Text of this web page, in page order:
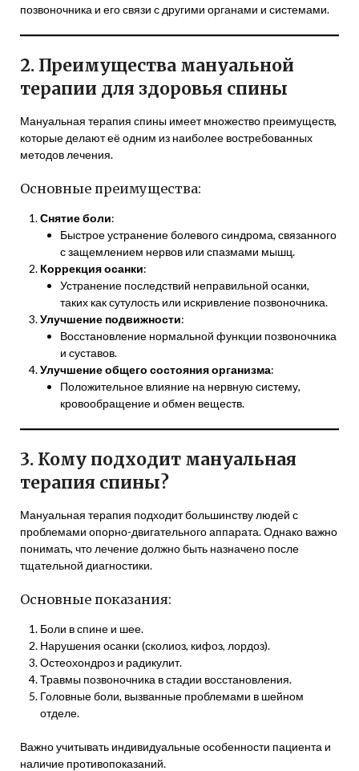
позвоночника и его связи с другими органами и системами.
2. Преимущества мануальной
терапии для здоровья спины
Мануальная терапия спины имеет множество преимуществ,
которые делают её одним из наиболее востребованных
методов лечения.
Основные преимущества:
Снятие боли:
Быстрое устранение болевого синдрома, связанного
с защемлением нервов или спазмами мышц.
Коррекция осанки:
Устранение последствий неправильной осанки,
таких как сутулость или искривление позвоночника.
Улучшение подвижности:
Восстановление нормальной функции позвоночника
и суставов.
Улучшение общего состояния организма:
Положительное влияние на нервную систему,
кровообращение и обмен веществ.
3. Кому подходит мануальная
терапия спины?
Мануальная терапия подходит большинству людей с
проблемами опорно-двигательного аппарата. Однако важно
понимать, что лечение должно быть назначено после
тщательной диагностики.
Основные показания:
Боли в спине и шее.
Нарушения осанки (сколиоз, кифоз, лордоз).
Остеохондроз и радикулит.
Травмы позвоночника в стадии восстановления.
Головные боли, вызванные проблемами в шейном
отделе.
Важно учитывать индивидуальные особенности пациента и
наличие противопоказаний.